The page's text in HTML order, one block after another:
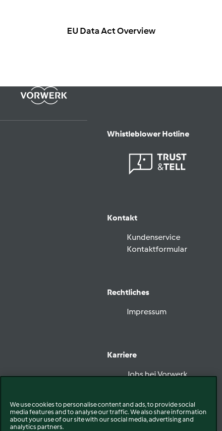
EU Data Act Overview
Whistleblower Hotline
Kontakt
Kundenservice
Kontaktformular
Rechtliches
Impressum
Karriere
Jobs bei Vorwerk
Vorwerk folgen
We use cookies to personalise content and ads, to provide social
media features and to analyse our traffic. We also share information
about your use of our site with our social media, advertising and
analytics partners.